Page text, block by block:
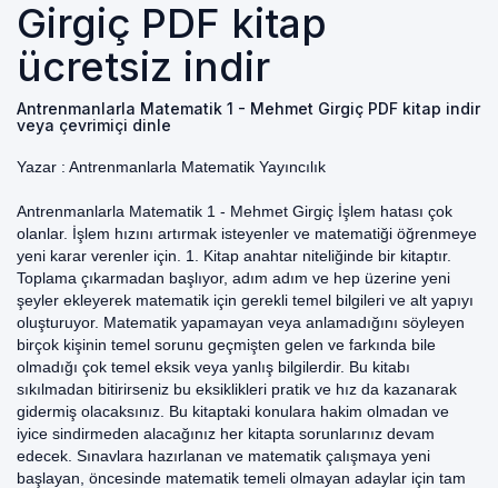
Girgiç PDF kitap
ücretsiz indir
Antrenmanlarla Matematik 1 - Mehmet Girgiç PDF kitap indir
veya çevrimiçi dinle
Yazar : Antrenmanlarla Matematik Yayıncılık
Antrenmanlarla Matematik 1 - Mehmet Girgiç İşlem hatası çok
olanlar. İşlem hızını artırmak isteyenler ve matematiği öğrenmeye
yeni karar verenler için. 1. Kitap anahtar niteliğinde bir kitaptır.
Toplama çıkarmadan başlıyor, adım adım ve hep üzerine yeni
şeyler ekleyerek matematik için gerekli temel bilgileri ve alt yapıyı
oluşturuyor. Matematik yapamayan veya anlamadığını söyleyen
birçok kişinin temel sorunu geçmişten gelen ve farkında bile
olmadığı çok temel eksik veya yanlış bilgilerdir. Bu kitabı
sıkılmadan bitirirseniz bu eksiklikleri pratik ve hız da kazanarak
gidermiş olacaksınız. Bu kitaptaki konulara hakim olmadan ve
iyice sindirmeden alacağınız her kitapta sorunlarınız devam
edecek. Sınavlara hazırlanan ve matematik çalışmaya yeni
başlayan, öncesinde matematik temeli olmayan adaylar için tam